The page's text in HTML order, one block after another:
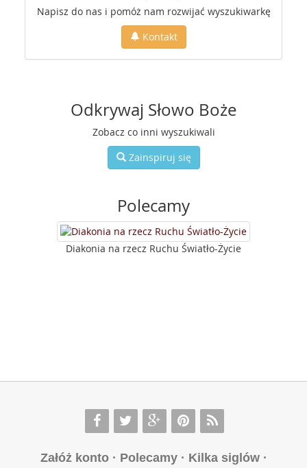
Napisz do nas i pomóż nam rozwijać wyszukiwarkę
Kontakt
Odkrywaj Słowo Boże
Zobacz co inni wyszukiwali
Zainspiruj się
Polecamy
Diakonia na rzecz Ruchu Światło-Życie
Załóż konto· Polecamy· Kilka siglów·